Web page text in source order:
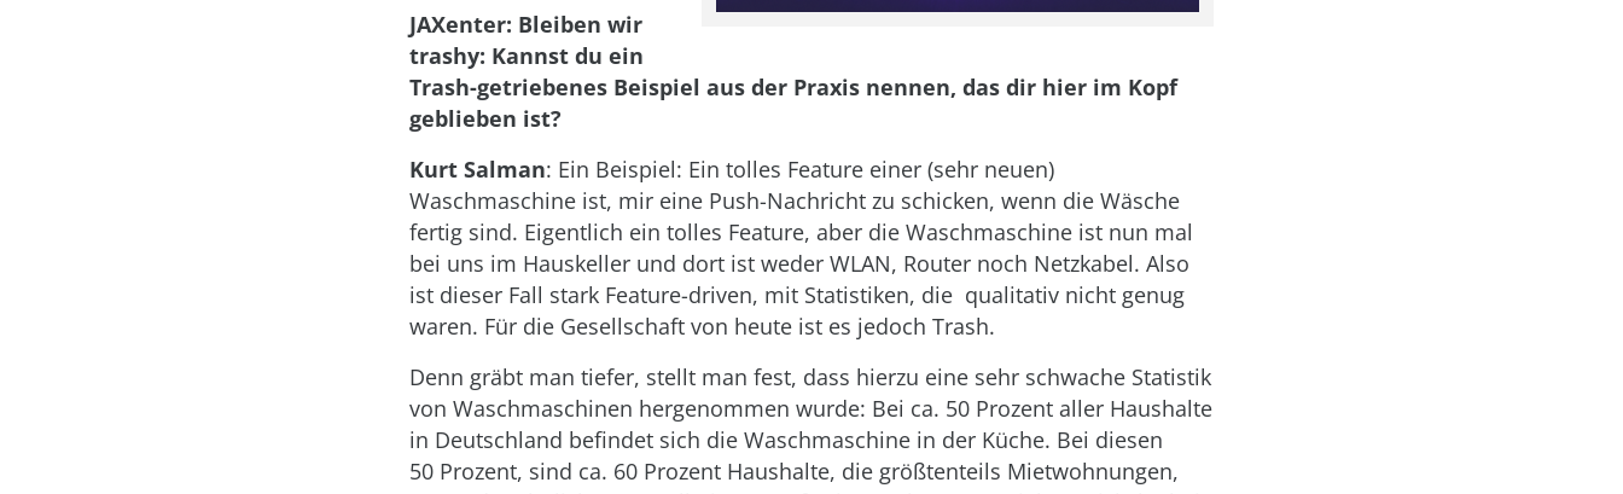
JAXenter: Bleiben wir
trashy: Kannst du ein
Trash-getriebenes Beispiel aus der Praxis nennen, das dir hier im Kopf
geblieben ist?
Kurt Salman: Ein Beispiel: Ein tolles Feature einer (sehr neuen)
Waschmaschine ist, mir eine Push-Nachricht zu schicken, wenn die Wäsche
fertig sind. Eigentlich ein tolles Feature, aber die Waschmaschine ist nun mal
bei uns im Hauskeller und dort ist weder WLAN, Router noch Netzkabel. Also
ist dieser Fall stark Feature-driven, mit Statistiken, die qualitativ nicht genug
waren. Für die Gesellschaft von heute ist es jedoch Trash.
Denn gräbt man tiefer, stellt man fest, dass hierzu eine sehr schwache Statistik
von Waschmaschinen hergenommen wurde: Bei ca. 50 Prozent aller Haushalte
in Deutschland befindet sich die Waschmaschine in der Küche. Bei diesen
50 Prozent, sind ca. 60 Prozent Haushalte, die größtenteils Mietwohnungen,